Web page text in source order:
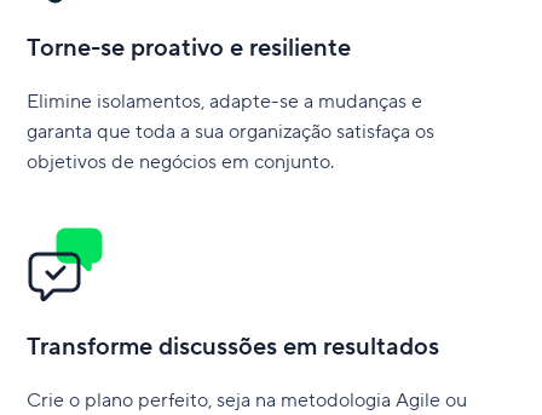
Torne-se proativo e resiliente
Elimine isolamentos, adapte-se a mudanças e
garanta que toda a sua organização satisfaça os
objetivos de negócios em conjunto.
Transforme discussões em resultados
Crie o plano perfeito, seja na metodologia Agile ou